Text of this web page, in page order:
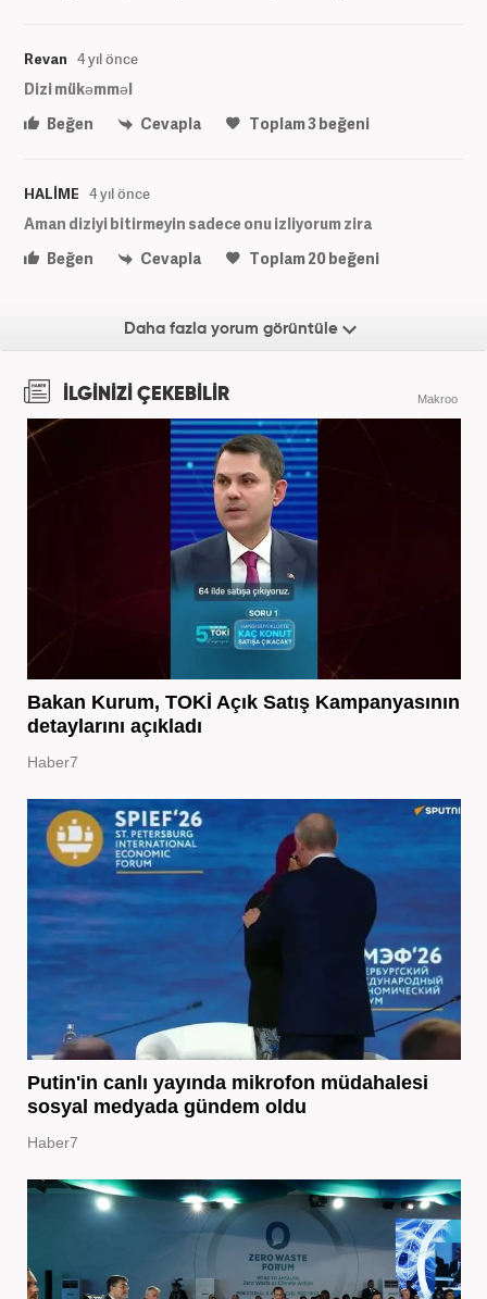
Revan 4 yıl önce
Dizi mükəmməl
Beğen
Cevapla Toplam3beğeni
HALİME 4 yıl önce
Aman diziyi bitirmeyin sadece onu izliyorum zira
Beğen
Cevapla Toplam20beğeni
Daha fazla yorum görüntüle
İLGİNİZİ ÇEKEBİLİR Makroo
Bakan Kurum, TOKİ Açık Satış Kampanyasının
detaylarını açıkladı
Haber7
Putin'in canlı yayında mikrofon müdahalesi
sosyal medyada gündem oldu
Haber7